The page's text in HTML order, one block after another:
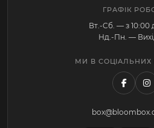
ГРАФІК
Вт.-Cб. — з 10:00
Нд.-Пн. —
МИ В СОЦІАЛЬНИХ